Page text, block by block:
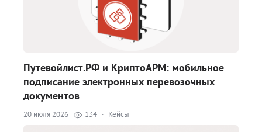
Путевойлист.РФ и КриптоАРМ: мобильное
подписание электронных перевозочных
документов
20 июля 2026 134 · Кейсы